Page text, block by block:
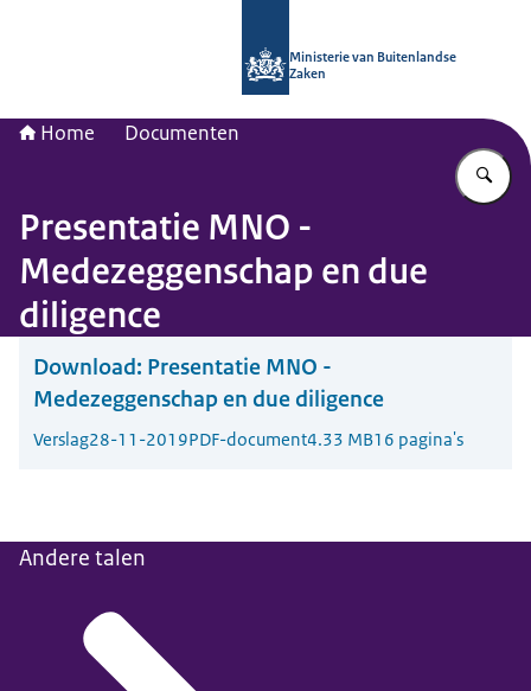
Ministerie van Buitenlandse
Zaken
Home Documenten
Presentatie MNO -
Medezeggenschap en due
diligence
Download: Presentatie MNO -
Medezeggenschap en due diligence
Verslag28-11-2019PDF-document4.33 MB16 pagina's
Andere talen